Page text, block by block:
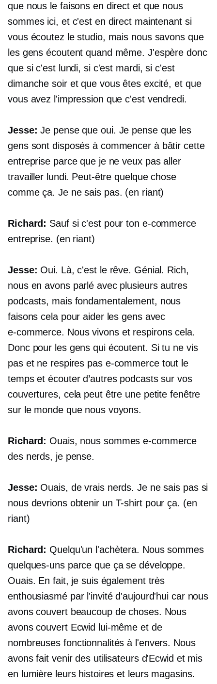
que nous le faisons en direct et que nous
sommes ici, et c'est en direct maintenant si
vous écoutez le studio, mais nous savons que
les gens écoutent quand même. J'espère donc
que si c'est lundi, si c'est mardi, si c'est
dimanche soir et que vous êtes excité, et que
vous avez l'impression que c'est vendredi.
Jesse: Je pense que oui. Je pense que les
gens sont disposés à commencer à bâtir cette
entreprise parce que je ne veux pas aller
travailler lundi. Peut-être quelque chose
comme ça. Je ne sais pas. (en riant)
Richard: Sauf si c'est pour ton e-commerce
entreprise. (en riant)
Jesse: Oui. Là, c'est le rêve. Génial. Rich,
nous en avons parlé avec plusieurs autres
podcasts, mais fondamentalement, nous
faisons cela pour aider les gens avec
e-commerce. Nous vivons et respirons cela.
Donc pour les gens qui écoutent. Si tu ne vis
pas et ne respires pas e-commercetout le
temps et écouter d’autres podcasts sur vos
couvertures, cela peut être une petite fenêtre
sur le monde que nous voyons.
Richard: Ouais, nous sommese-commerce
des nerds, je pense.
Jesse: Ouais, de vrais nerds. Je ne sais pas si
nous devrions obtenir un T-shirtpour ça. (en
riant)
Richard: Quelqu'un l'achètera. Nous sommes
quelques-uns parce que ça se développe.
Ouais. En fait, je suis également très
enthousiasmé par l'invité d'aujourd'hui car nous
avons couvert beaucoup de choses. Nous
avons couvert Ecwid lui-même et de
nombreuses fonctionnalités à l'envers. Nous
avons fait venir des utilisateurs d'Ecwid et mis
en lumière leurs histoires et leurs magasins.